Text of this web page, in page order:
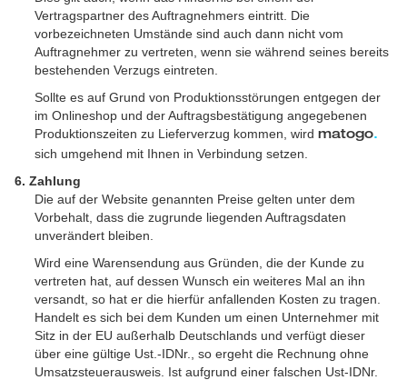
Vertragspartner des Auftragnehmers eintritt. Die
vorbezeichneten Umstände sind auch dann nicht vom
Auftragnehmer zu vertreten, wenn sie während seines bereits
bestehenden Verzugs eintreten.
Sollte es auf Grund von Produktionsstörungen entgegen der
im Onlineshop und der Auftragsbestätigung angegebenen
Produktionszeiten zu Lieferverzug kommen, wirdmatogo.
sich umgehend mit Ihnen in Verbindung setzen.
6. Zahlung
Die auf der Website genannten Preise gelten unter dem
Vorbehalt, dass die zugrunde liegenden Auftragsdaten
unverändert bleiben.
Wird eine Warensendung aus Gründen, die der Kunde zu
vertreten hat, auf dessen Wunsch ein weiteres Mal an ihn
versandt, so hat er die hierfür anfallenden Kosten zu tragen.
Handelt es sich bei dem Kunden um einen Unternehmer mit
Sitz in der EU außerhalb Deutschlands und verfügt dieser
über eine gültige Ust.-IDNr., so ergeht die Rechnung ohne
Umsatzsteuerausweis. Ist aufgrund einer falschen Ust-IDNr.